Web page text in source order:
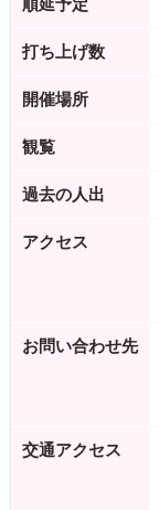
順延予定
打ち上げ数
開催場所
観覧
過去の人出
アクセス
お問い合わせ先
交通アクセス